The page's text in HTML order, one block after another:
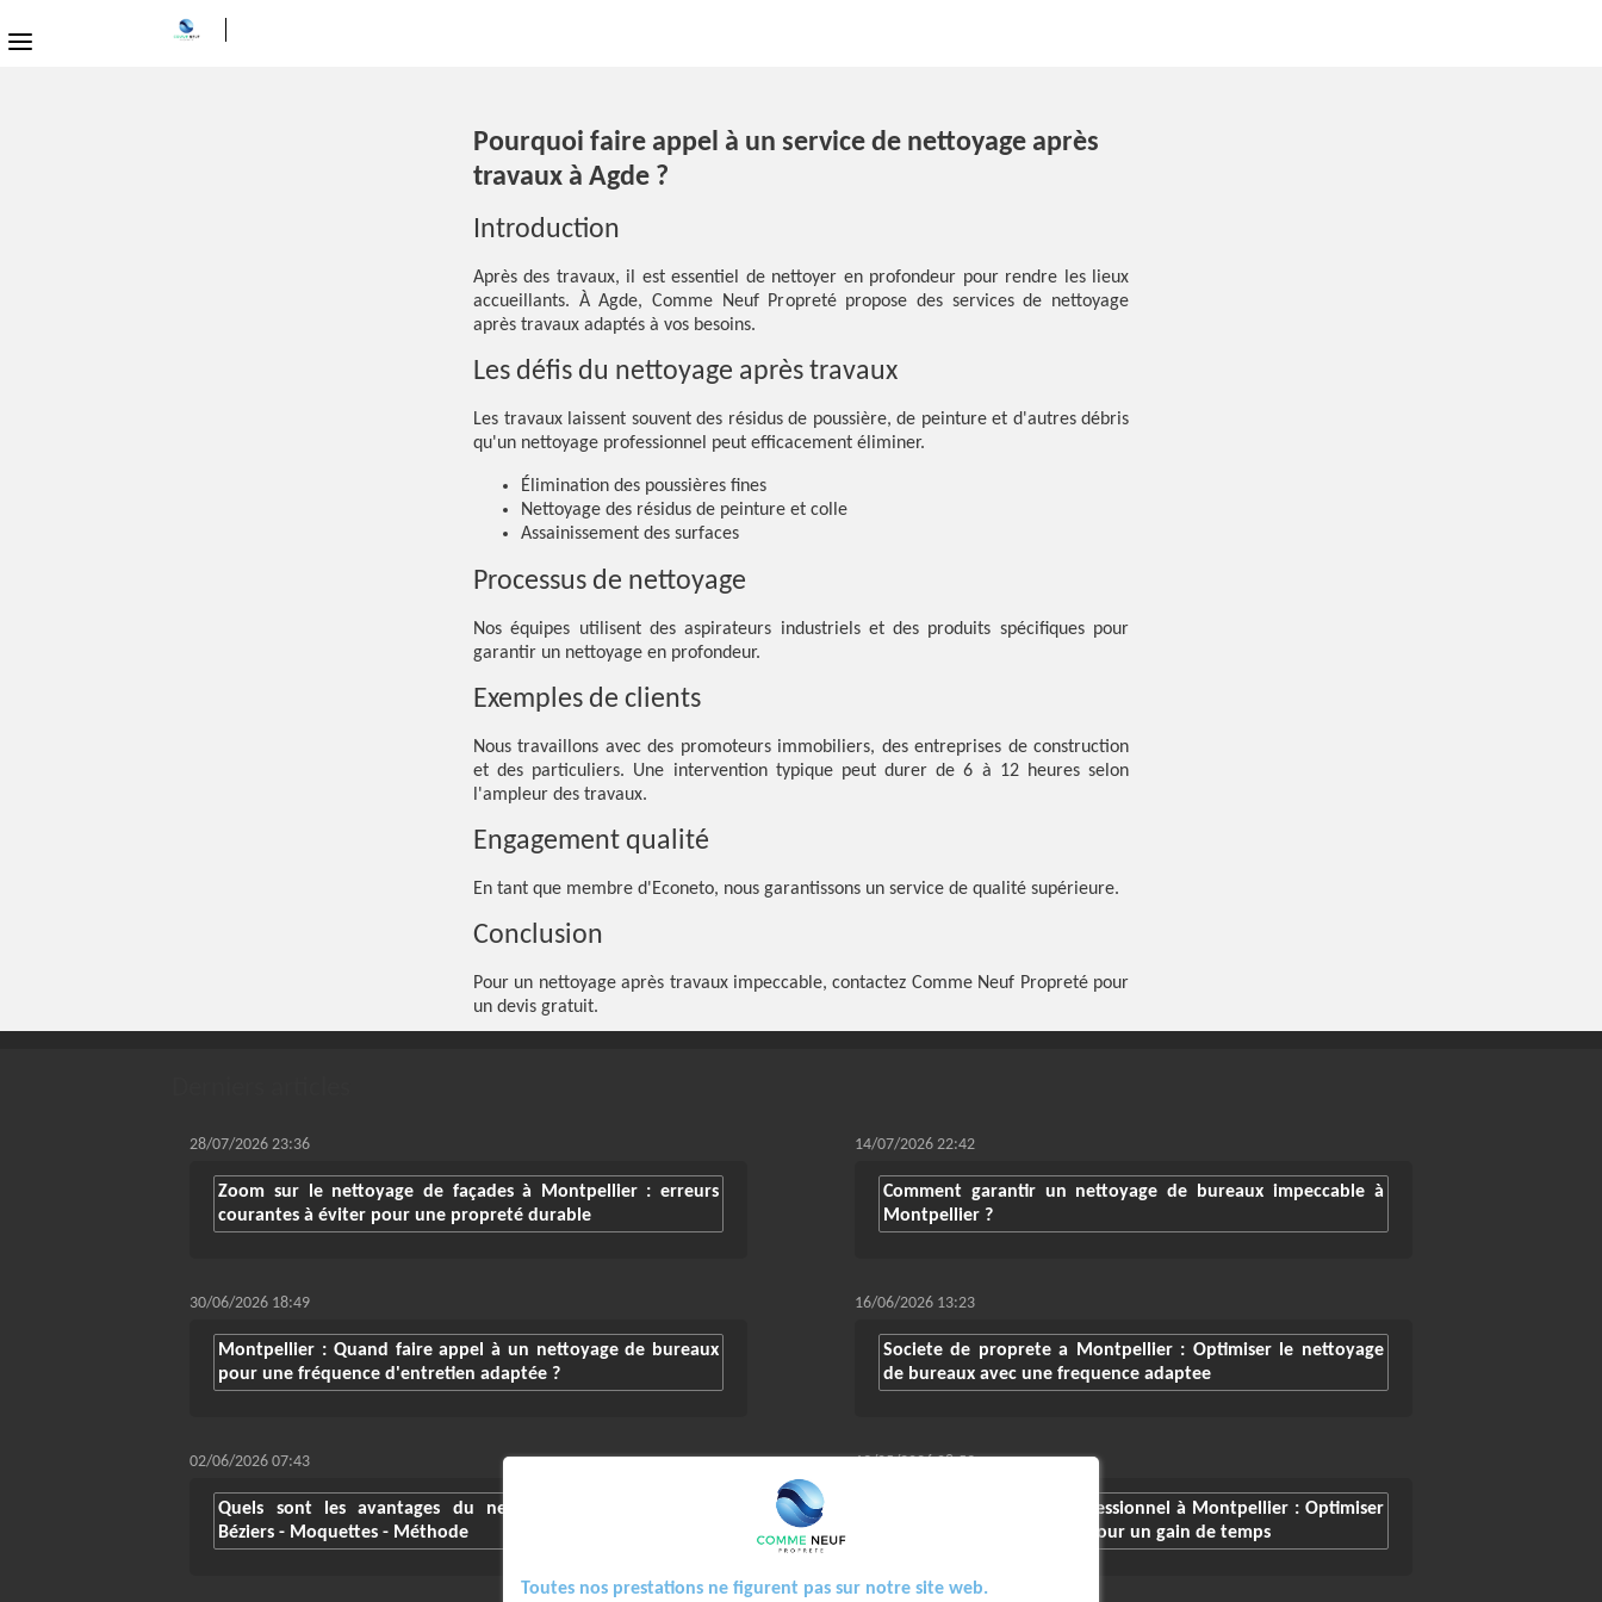
Toutes nos prestations ne figurent pas sur notre site web.
Pourquoi faire appel à un service de nettoyage après
travaux à Agde ?
Introduction
Après des travaux, il est essentiel de nettoyer en profondeur pour rendre les lieux
accueillants. À Agde, Comme Neuf Propreté propose des services de nettoyage
après travaux adaptés à vos besoins.
Les défis du nettoyage après travaux
Les travaux laissent souvent des résidus de poussière, de peinture et d'autres débris
qu'un nettoyage professionnel peut efficacement éliminer.
Élimination des poussières fines
Nettoyage des résidus de peinture et colle
Assainissement des surfaces
Processus de nettoyage
Nos équipes utilisent des aspirateurs industriels et des produits spécifiques pour
garantir un nettoyage en profondeur.
Exemples de clients
Nous travaillons avec des promoteurs immobiliers, des entreprises de construction
et des particuliers. Une intervention typique peut durer de 6 à 12 heures selon
l'ampleur des travaux.
Engagement qualité
En tant que membre d'Econeto, nous garantissons un service de qualité supérieure.
Conclusion
Pour un nettoyage après travaux impeccable, contactez Comme Neuf Propreté pour
un devis gratuit.
28/07/2026 23:36
Zoom sur le nettoyage de façades à Montpellier : erreurs
courantes à éviter pour une propreté durable
14/07/2026 22:42
Comment garantir un nettoyage de bureaux impeccable à
Montpellier ?
30/06/2026 18:49
Montpellier : Quand faire appel à un nettoyage de bureaux
pour une fréquence d'entretien adaptée ?
16/06/2026 13:23
Societe de proprete a Montpellier : Optimiser le nettoyage
de bureaux avec une frequence adaptee
02/06/2026 07:43
Quels sont les avantages du nettoyage de moquettes -
Béziers - Moquettes - Méthode
19/05/2026 08:53
Service de nettoyage professionnel à Montpellier : Optimiser
le nettoyage de bureaux pour un gain de temps